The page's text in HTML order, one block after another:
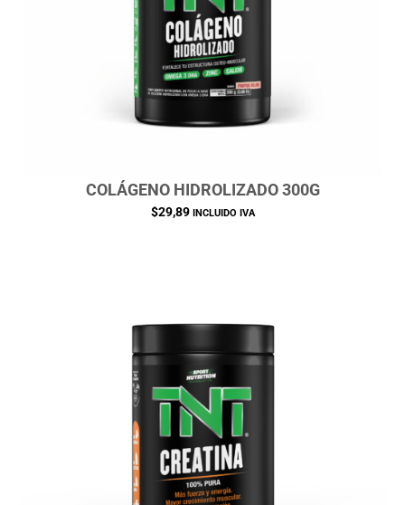
COLÁGENO HIDROLIZADO 300G
$29,89 INCLUIDO IVA